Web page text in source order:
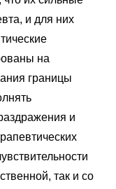
и для них
на
границы
и
так и со